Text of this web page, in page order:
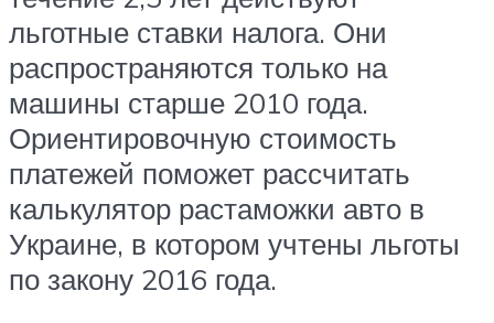
льготные ставки налога. Они
распространяются только на
машины старше 2010 года.
Ориентировочную стоимость
платежей поможет рассчитать
калькулятор растаможки авто в
Украине, в котором учтены льготы
по закону 2016 года.